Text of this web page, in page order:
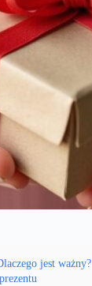
jest ważny?